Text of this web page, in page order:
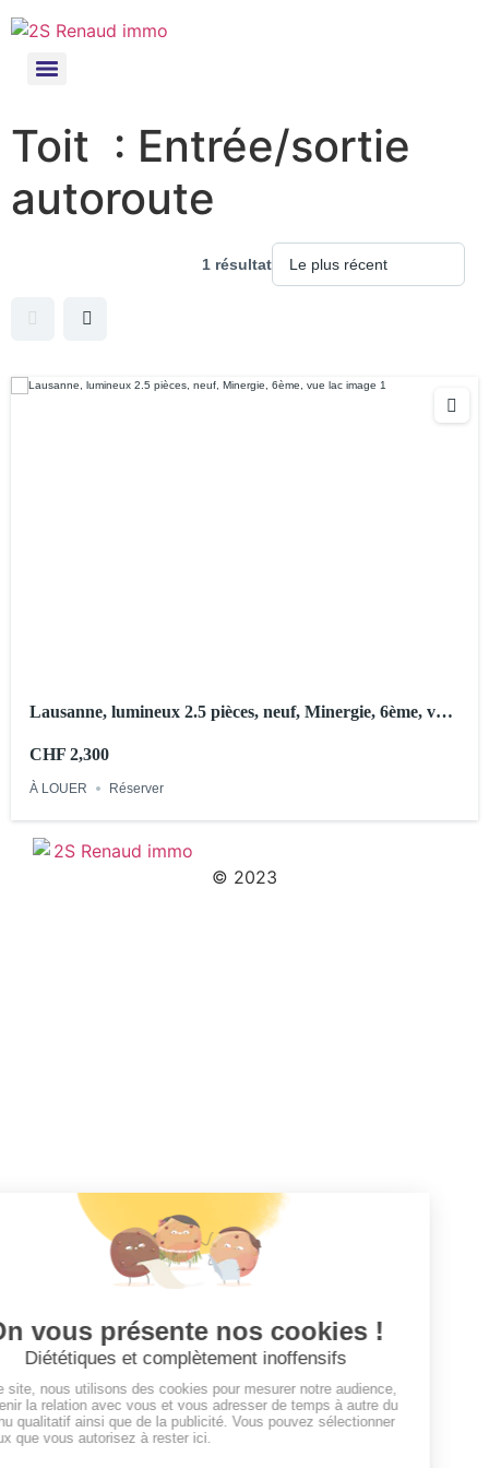
Toit : Entrée/sortie
autoroute
1 résultat
Lausanne, lumineux 2.5 pièces, neuf, Minergie, 6ème, vue
CHF 2,300
À LOUER Réserver
© 2023